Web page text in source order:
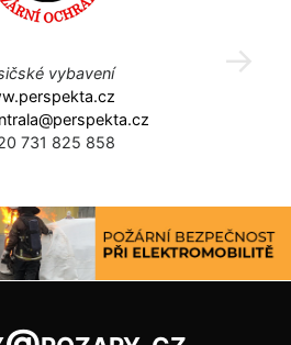
vybavení
731 825 858